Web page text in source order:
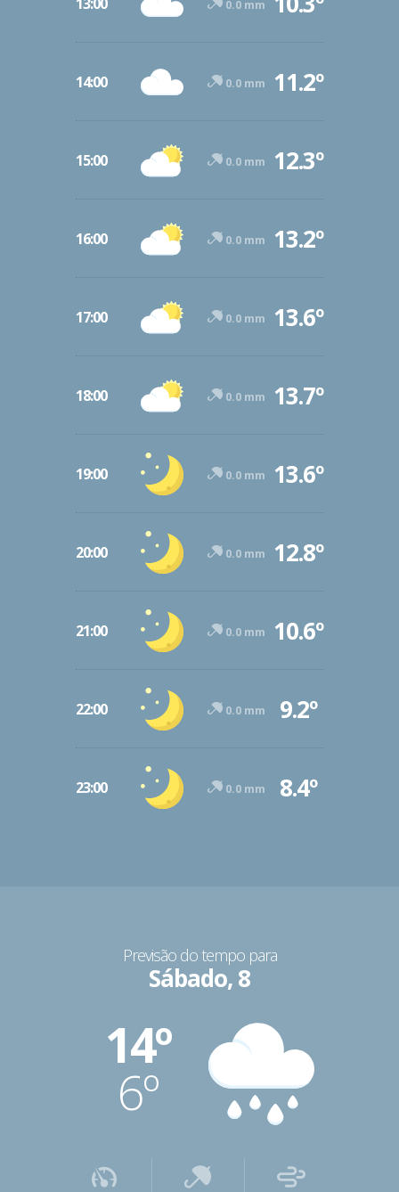
0.0 mm
14:00 0.0 mm 11.2º
15:00 0.0 mm 12.3º
16:00 0.0 mm 13.2º
17:00 0.0 mm 13.6º
18:00 0.0 mm 13.7º
19:00 0.0 mm 13.6º
20:00 0.0 mm 12.8º
21:00 0.0 mm 10.6º
22:00 0.0 mm 9.2º
23:00 0.0 mm 8.4º
Previsão do tempo para
Sábado, 8
14º
6º